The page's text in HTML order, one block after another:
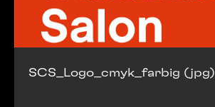
SCS_Logo_cmyk_farbig (jpg)